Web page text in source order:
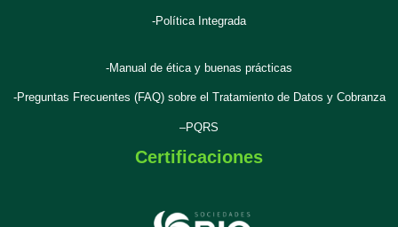
-Política Integrada
-Manual de ética y buenas prácticas
-Preguntas Frecuentes (FAQ) sobre el Tratamiento de Datos y Cobranza
–PQRS
Certificaciones